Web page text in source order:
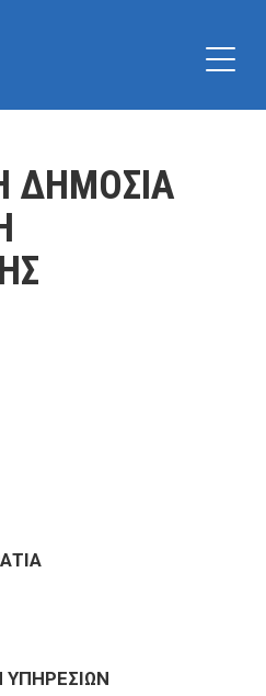
ΔΗΜΟΣΙΑ
ΥΠΗΡΕΣΙΩΝ